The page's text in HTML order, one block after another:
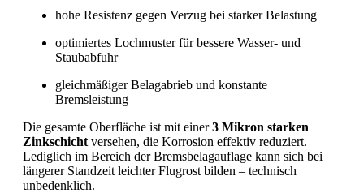
hohe Resistenz gegen Verzug bei starker Belastung
optimiertes Lochmuster für bessere Wasser- und
Staubabfuhr
gleichmäßiger Belagabrieb und konstante
Bremsleistung
Die gesamte Oberfläche ist mit einer3 Mikron starken
Zinkschicht versehen, die Korrosion effektiv reduziert.
Lediglich im Bereich der Bremsbelagauflage kann sich bei
längerer Standzeit leichter Flugrost bilden – technisch
unbedenklich.